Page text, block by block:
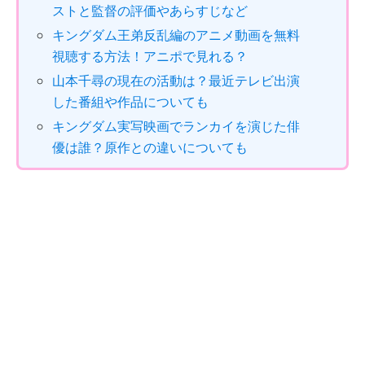
ストと監督の評価やあらすじなど
キングダム王弟反乱編のアニメ動画を無料
視聴する方法！アニポで見れる？
山本千尋の現在の活動は？最近テレビ出演
した番組や作品についても
キングダム実写映画でランカイを演じた俳
優は誰？原作との違いについても